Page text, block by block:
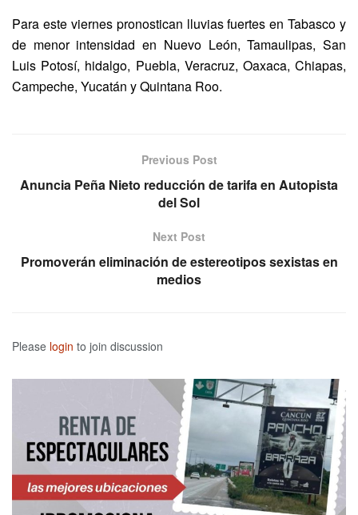
Para este viernes pronostican lluvias fuertes en Tabasco y
de menor intensidad en Nuevo León, Tamaulipas, San
Luis Potosí, hidalgo, Puebla, Veracruz, Oaxaca, Chiapas,
Campeche, Yucatán y Quintana Roo.
Previous Post
Anuncia Peña Nieto reducción de tarifa en Autopista
del Sol
Next Post
Promoverán eliminación de estereotipos sexistas en
medios
Please login to join discussion